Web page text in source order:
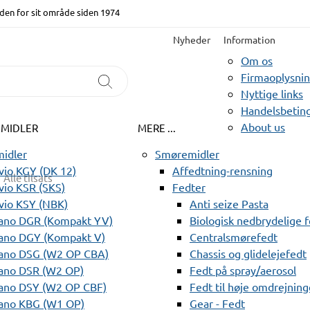
for sit område siden 1974
Nyheder Information
Om os
Nyttige links
About us
KGY (DK 12)
KSR (SKS)
KSY (NBK)
DGR (Kompakt YV)
DGY (Kompakt V)
DSG (W2 OP CBA)
DSR (W2 OP)
DSY (W2 OP CBF)
KBG (W1 OP)
MERE ...
Smøremidler
Affedtning-rensning
Fedter
Anti seize Pasta
Biologisk nedbrydelige
Centralsmørefedt
Chassis og glidelejefedt
Fedt på spray/aerosol
Fedt til høje
Gear - Fedt
Alle tilsats